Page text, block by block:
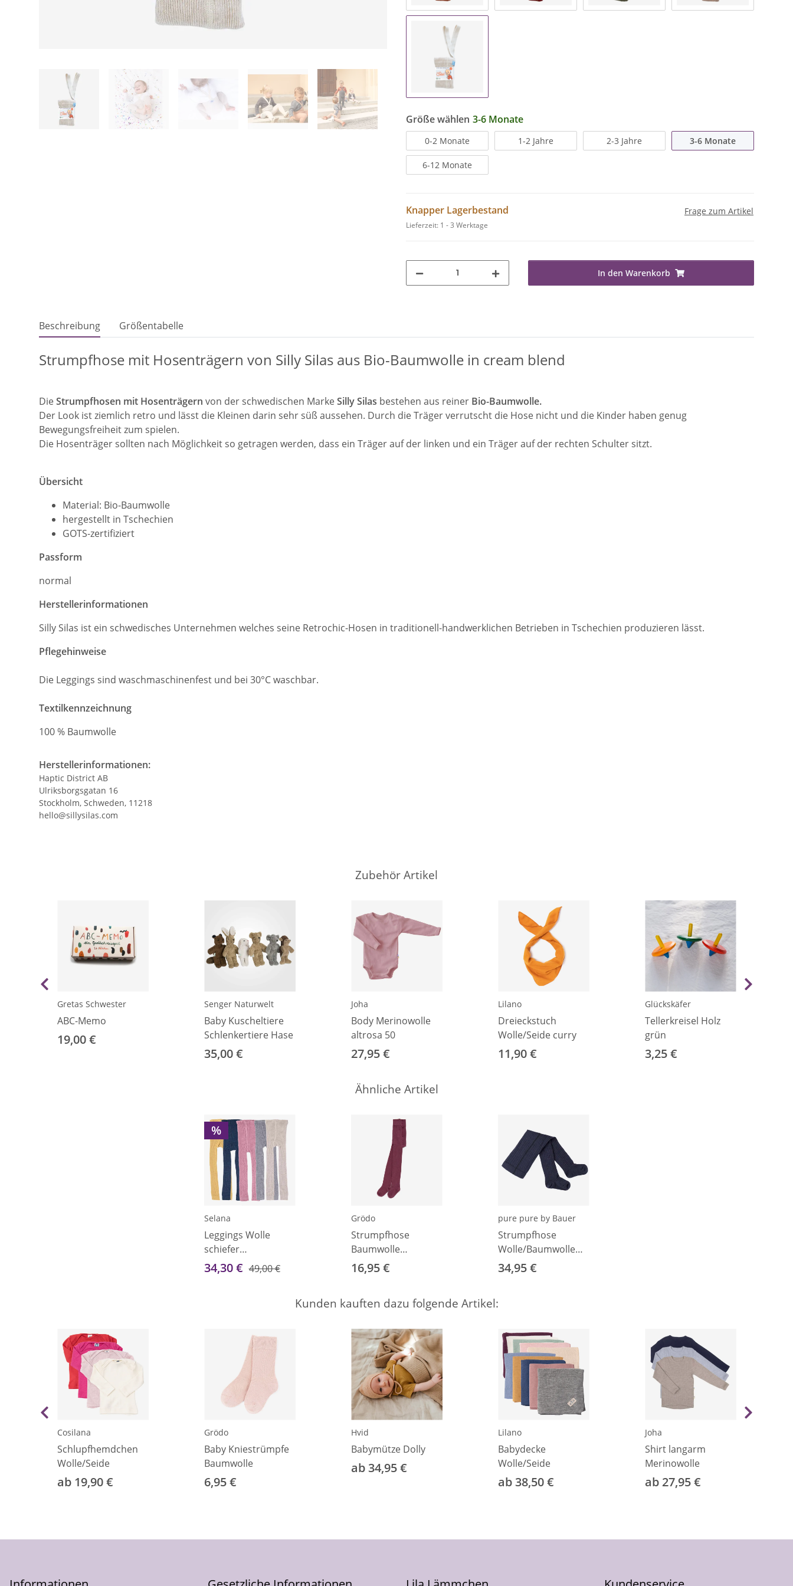
Größe wählen 3-6 Monate
0-2 Monate 1-2 Jahre 2-3 Jahre 3-6 Monate
6-12 Monate
Knapper Lagerbestand
Lieferzeit: 1 - 3 Werktage
Frage zum Artikel
In den Warenkorb
Beschreibung Größentabelle
Strumpfhose mit Hosenträgern von Silly Silas aus Bio-Baumwolle in cream blend
DieStrumpfhosen mit Hosenträgern von der schwedischen MarkeSilly Silas bestehen aus reiner Bio-Baumwolle.
Der Look ist ziemlich retro und lässt die Kleinen darin sehr süß aussehen. Durch die Träger verrutscht die Hose nicht und die Kinder haben genug
Bewegungsfreiheit zum spielen.
Die Hosenträger sollten nach Möglichkeit so getragen werden, dass ein Träger auf der linken und ein Träger auf der rechten Schulter sitzt.
Übersicht
Material: Bio-Baumwolle
hergestellt in Tschechien
GOTS-zertifiziert
Passform
normal
Herstellerinformationen
Silly Silas ist ein schwedisches Unternehmen welches seine Retrochic-Hosen in traditionell-handwerklichen Betrieben in Tschechien produzieren lässt.
Pflegehinweise
Die Leggings sind waschmaschinenfest und bei 30°C waschbar.
Textilkennzeichnung
100 % Baumwolle
Herstellerinformationen:
Haptic District AB
Ulriksborgsgatan 16
Stockholm, Schweden, 11218
hello@sillysilas.com
Zubehör Artikel
Gretas Schwester
ABC-Memo
19,00 €
Senger Naturwelt
Baby Kuscheltiere
Schlenkertiere Hase
35,00 €
Joha
Body Merinowolle
altrosa 50
27,95 €
Lilano
Dreieckstuch
Wolle/Seide curry
11,90 €
Glückskäfer
Tellerkreisel Holz
grün
3,25 €
Ähnliche Artikel
%
Selana
Leggings Wolle
schiefer
(dunkelgrau) 74
34,30 € 49,00 €
Grödo
Strumpfhose
Baumwolle
brombeere 86
16,95 €
pure pure by Bauer
Strumpfhose
Wolle/Baumwolle
gerippt marine 62
34,95 €
Kunden kauften dazu folgende Artikel:
Cosilana
Schlupfhemdchen
Wolle/Seide
ab 19,90 €
Grödo
Baby Kniestrümpfe
Baumwolle
6,95 €
Hvid
Babymütze Dolly
ab 34,95 €
Lilano
Babydecke
Wolle/Seide
ab 38,50 €
Joha
Shirt langarm
Merinowolle
ab 27,95 €